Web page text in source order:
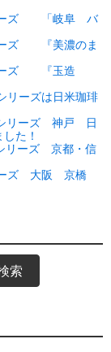
ーズ 「岐阜 バ
ーズ 『美濃のま
ーズ 『玉造
ーズは日米珈琲
リーズ 神戸 日
た！
リーズ 京都・信
ーズ 大阪 京橋
索